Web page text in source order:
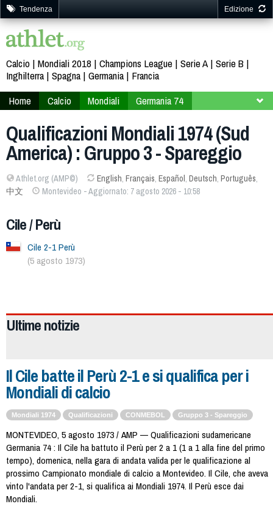
Tendenza Edizione
Calcio Mondiali 2018 Champions League Serie A Serie B
Inghilterra Spagna Germania
Francia
Home
Calcio Mondiali
Germania 74
Qualificazioni Mondiali 1974 (Sud
America) : Gruppo 3 - Spareggio
Athlet.org (AMP©) English, Français, Español, Deutsch, Português,
中文
Montevideo - Aggiornato: 7 agosto 2026 - 10:58
Cile / Perù
Cile 2-1 Perù
(5 agosto 1973)
Ultime notizie
Il Cile batte il Perù 2-1 e si qualifica per i
Mondiali di calcio
Mondiali 1974 Qualificazioni CONMEBOL Gruppo 3 - Spareggio
MONTEVIDEO, 5 agosto 1973 / AMP — Qualificazioni sudamericane
Germania 74 : Il Cile ha battuto il Perù per 2 a 1 (1 a 1 alla fine del primo
tempo), domenica, nella gara di andata valida per le qualificazione al
prossimo Campionato mondiale di calcio a Montevideo. Il Cile, che aveva
vinto l'andata per 2-1, si qualifica ai Mondiali 1974. Il Perù esce dai
Mondiali.